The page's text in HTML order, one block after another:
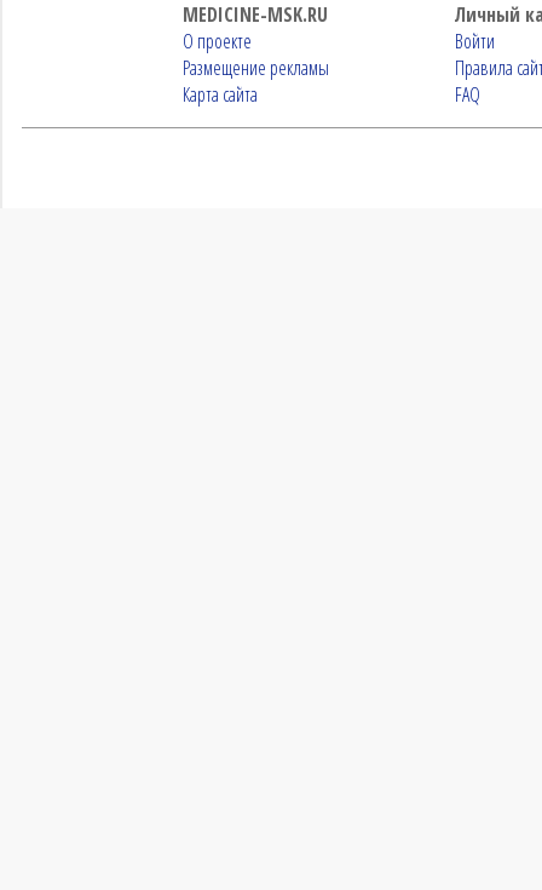
MEDICINE-MSK.RU
О проекте
Размещение рекламы
Карта сайта
Личный
Войти
Правила
FAQ